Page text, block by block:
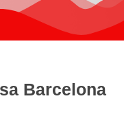
Barcelona